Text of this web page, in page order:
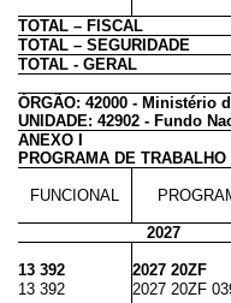
TOTAL – FISCAL
TOTAL – SEGURIDADE
TOTAL - GERAL
ÓRGÃO: 42000 - Ministério
UNIDADE: 42902 - Fundo
ANEXO I
PROGRAMA DE
FUNCIONAL
2027
13 392
2027 20ZF
13 392
2027 20ZF